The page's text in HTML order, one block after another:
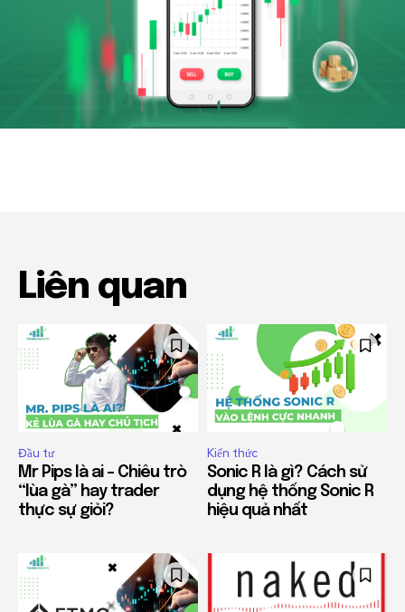
Liên quan
Đầu tư
Mr Pips là ai – Chiêu trò
“lùa gà” hay trader
thực sự giỏi?
Kiến thức
Sonic R là gì? Cách sử
dụng hệ thống Sonic R
hiệu quả nhất